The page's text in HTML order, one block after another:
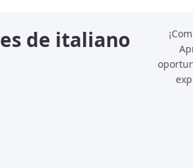
de italiano